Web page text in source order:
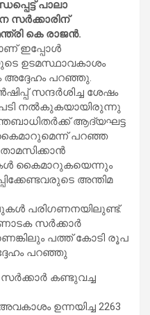
പാലാ
സർക്കാരിന്
കെ രാജൻ.
ഇപ്പോൾ
ഉടമസ്ഥാവകാശം
അദ്ദേഹം പറഞ്ഞു.
സന്ദർശിച്ച ശേഷം
നൽകുകയായിരുന്നു
ആദ്യഘട്ട
പറഞ്ഞ
കൈമാറുകയെന്നും
അന്തിമ
പരിഗണനയിലുണ്ട്.
സർക്കാർ
പത്ത് കോടി രൂപ
പറഞ്ഞു
സർക്കാർ കണ്ടുവച്ച
ഉന്നയിച്ച 2263